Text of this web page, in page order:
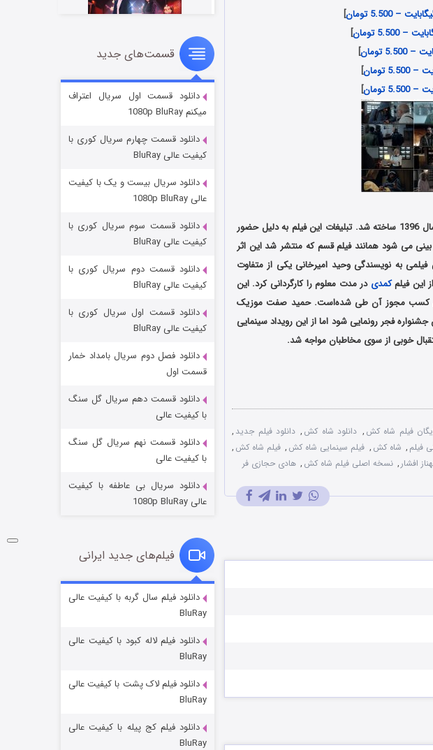
]
]
]
]
]
) فیلمی به کارگردانی وحید امیرخانی است که در سال 1396 ساخته شد. تبلیغات این فیلم به دلیل حضور
می شود همانند فیلم قسم که منتشر شد این اثر
به نویسندگی وحید امیرخانی یکی از متفاوت
این فیلمکمدی در مدت معلوم را کارگردانی کرد. این
کسب مجوز آن طی شده‌است. حمید صفت موزیک
فجر رونمایی شود اما از این رویداد سینمایی
فیلم شاه کش , دانلود شاه کش , دانلود فیلم جدید ,
فیلم , شاه کش , فیلم سینمایی شاه کش , فیلم شاه کش ,
افشار , نسخه اصلی فیلم شاه کش , هادی حجازی فر
سریال زشت
قسمت۲ (زیرنویس) منتشر شد
مردگان متحرک: شهر مرده ۳
شکست استوارت در نجات جهان
قسمت ۷ (زیرنویس) منتشر شد
شوگر فصل ۲
قسمت
قسمت‌های جدید
دانلود قسمت اول سریال اعتراف
میکنم 1080p BluRay
دانلود قسمت چهارم سریال کوری با
کیفیت عالی BluRay
دانلود سریال بیست و یک با کیفیت
عالی 1080p BluRay
دانلود قسمت سوم سریال کوری با
کیفیت عالی BluRay
دانلود قسمت دوم سریال کوری با
کیفیت عالی BluRay
دانلود قسمت اول سریال کوری با
کیفیت عالی BluRay
دانلود فصل دوم سریال بامداد خمار
قسمت اول
دانلود قسمت دهم سریال گل سنگ
با کیفیت عالی
دانلود قسمت نهم سریال گل سنگ
با کیفیت عالی
دانلود سریال بی عاطفه با کیفیت
عالی 1080p BluRay
فیلم‌های جدید ایرانی
دانلود فیلم سال گربه با کیفیت عالی
BluRay
دانلود فیلم لاله کبود با کیفیت عالی
BluRay
دانلود فیلم لاک پشت با کیفیت عالی
BluRay
دانلود فیلم کج‌ پیله با کیفیت عالی
BluRay